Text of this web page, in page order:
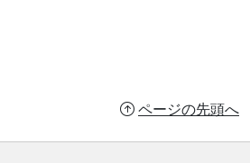
ページの先頭へ